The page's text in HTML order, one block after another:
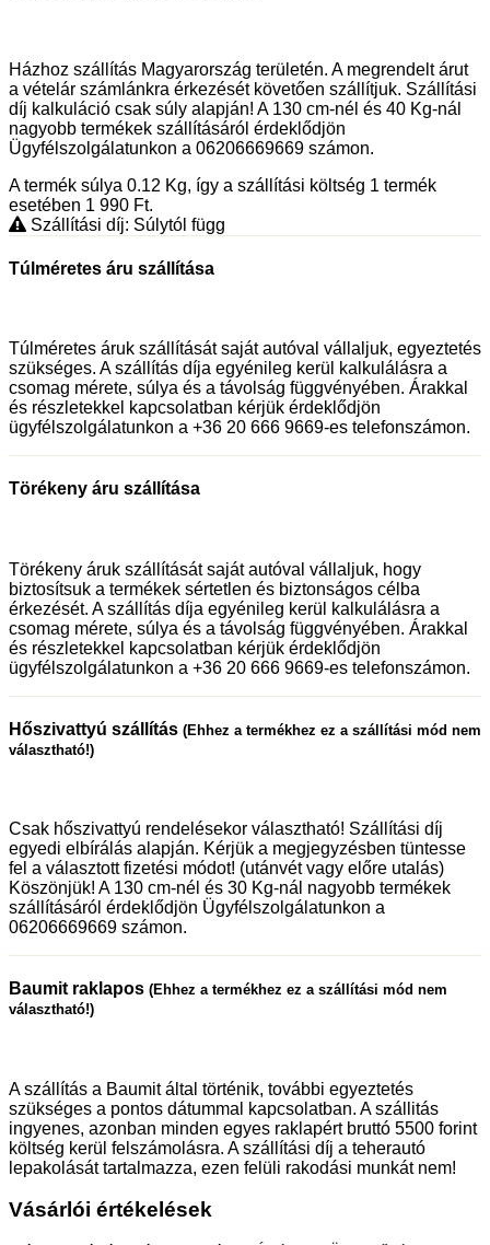
Házhoz szállítás Magyarország területén. A megrendelt árut
a vételár számlánkra érkezését követően szállítjuk. Szállítási
díj kalkuláció csak súly alapján! A 130 cm-nél és 40 Kg-nál
nagyobb termékek szállításáról érdeklődjön
Ügyfélszolgálatunkon a 06206669669 számon.
A termék súlya 0.12 Kg, így a szállítási költség 1 termék
esetében 1 990 Ft.
Szállítási díj: Súlytól függ
Túlméretes áru szállítása
Túlméretes áruk szállítását saját autóval vállaljuk, egyeztetés
szükséges. A szállítás díja egyénileg kerül kalkulálásra a
csomag mérete, súlya és a távolság függvényében. Árakkal
és részletekkel kapcsolatban kérjük érdeklődjön
ügyfélszolgálatunkon a +36 20 666 9669-es telefonszámon.
Törékeny áru szállítása
Törékeny áruk szállítását saját autóval vállaljuk, hogy
biztosítsuk a termékek sértetlen és biztonságos célba
érkezését. A szállítás díja egyénileg kerül kalkulálásra a
csomag mérete, súlya és a távolság függvényében. Árakkal
és részletekkel kapcsolatban kérjük érdeklődjön
ügyfélszolgálatunkon a +36 20 666 9669-es telefonszámon.
Hőszivattyú szállítás (Ehhez a termékhez ez a szállítási mód nem
választható!)
Csak hőszivattyú rendelésekor választható! Szállítási díj
egyedi elbírálás alapján. Kérjük a megjegyzésben tüntesse
fel a választott fizetési módot! (utánvét vagy előre utalás)
Köszönjük! A 130 cm-nél és 30 Kg-nál nagyobb termékek
szállításáról érdeklődjön Ügyfélszolgálatunkon a
06206669669 számon.
Baumit raklapos (Ehhez a termékhez ez a szállítási mód nem
választható!)
A szállítás a Baumit által történik, további egyeztetés
szükséges a pontos dátummal kapcsolatban. A szállitás
ingyenes, azonban minden egyes raklapért bruttó 5500 forint
költség kerül felszámolásra. A szállítási díj a teherautó
lepakolását tartalmazza, ezen felüli rakodási munkát nem!
Vásárlói értékelések